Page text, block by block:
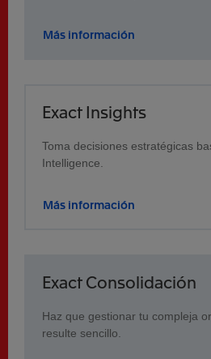
Más información
Exact Insights
Toma decisiones estratégicas
Intelligence.
Más información
Exact Consolidación
Haz que gestionar tu compleja
resulte sencillo.